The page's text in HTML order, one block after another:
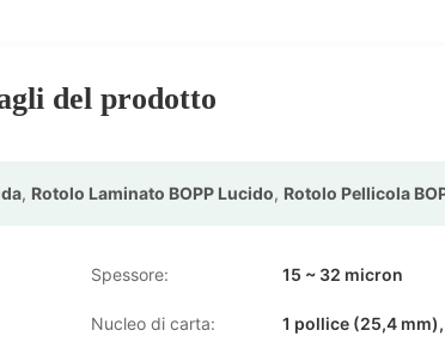
del prodotto
, Rotolo Laminato BOPP Lucido, Rotolo Pellicola
Spessore: 15 ~ 32 micron
Nucleo di carta: 1 pollice (25,4